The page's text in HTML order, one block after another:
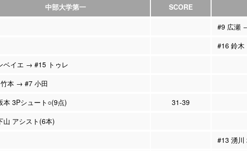
中部大学第一 SCORE
#9 広瀬
#16 鈴
ベイエ → #15 トゥレ
本 → #7 小田
本 3Pシュート○(9点)
31-39
山 アシスト(6本)
#13 湧川